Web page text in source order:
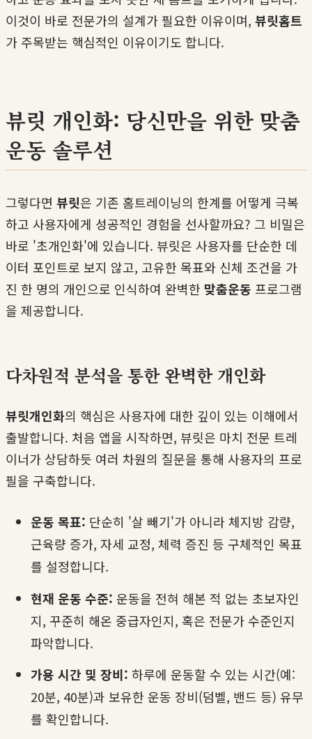
이것이 바로 전문가의 설계가 필요한 이유이며, 뷰릿홈트
가 주목받는 핵심적인 이유이기도 합니다.
뷰릿 개인화: 당신만을 위한 맞춤
운동 솔루션
그렇다면 뷰릿은 기존 홈트레이닝의 한계를 어떻게 극복
하고 사용자에게 성공적인 경험을 선사할까요? 그 비밀은
바로 '초개인화'에 있습니다. 뷰릿은 사용자를 단순한 데
이터 포인트로 보지 않고, 고유한 목표와 신체 조건을 가
진 한 명의 개인으로 인식하여 완벽한 맞춤운동 프로그램
을 제공합니다.
다차원적 분석을 통한 완벽한 개인화
뷰릿개인화의 핵심은 사용자에 대한 깊이 있는 이해에서
출발합니다. 처음 앱을 시작하면, 뷰릿은 마치 전문 트레
이너가 상담하듯 여러 차원의 질문을 통해 사용자의 프로
필을 구축합니다.
운동 목표: 단순히 '살 빼기'가 아니라 체지방 감량,
근육량 증가, 자세 교정, 체력 증진 등 구체적인 목표
를 설정합니다.
현재 운동 수준: 운동을 전혀 해본 적 없는 초보자인
지, 꾸준히 해온 중급자인지, 혹은 전문가 수준인지
파악합니다.
가용 시간 및 장비: 하루에 운동할 수 있는 시간(예:
20분, 40분)과 보유한 운동 장비(덤벨, 밴드 등) 유무
를 확인합니다.